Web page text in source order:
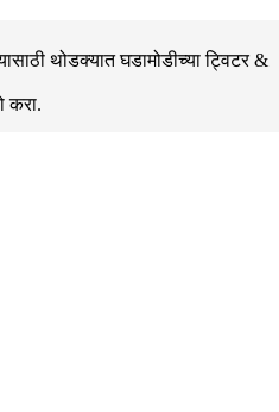
थोडक्यात घडामोडीच्याट्विटर &
करा.